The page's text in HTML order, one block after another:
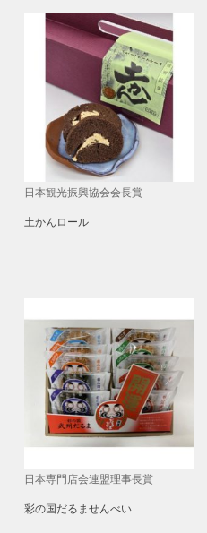
日本観光振興協会会長賞
土かんロール
彩の国だるませんべい